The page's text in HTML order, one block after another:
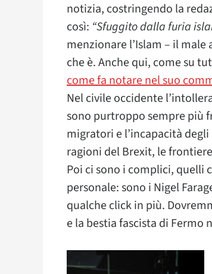
notizia, costringendo la
così: “Sfuggito dalla furia
menzionare l’Islam – il
che è. Anche qui, come su
come fa notare nel suo
Nel civile occidente
sono purtroppo sempre più
migratori e l’incapacità
ragioni del Brexit, le
Poi ci sono i complici, quelli
personale: sono i Nigel
qualche click in più.
e la bestia fascista di Fermo